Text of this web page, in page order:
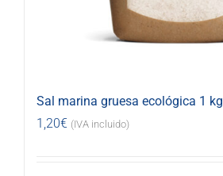
Sal marina gruesa ecológica 1 kg
1,20€ (IVA incluido)